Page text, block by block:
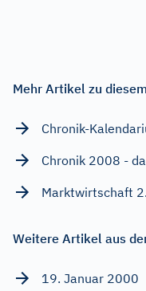
Mehr Artikel zu
Chronik-
Chronik 2008 -
Marktwirtschaft
Weitere Artikel aus
19. Januar 2000